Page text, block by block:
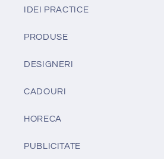
IDEI PRACTICE
PRODUSE
DESIGNERI
CADOURI
HORECA
PUBLICITATE